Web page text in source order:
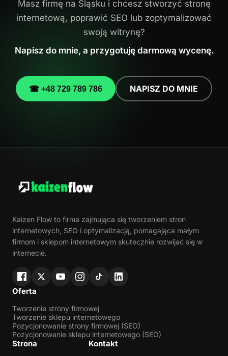
Masz firmę na Śląsku i chcesz stworzyć stronę
internetową, poprawić SEO lub zoptymalizować
swoją witrynę?
Napisz do mnie, a przygotuję darmową wycenę.
☎ +48 729 789 786 NAPISZ DO MNIE
Kaizen Flow to firma zajmująca się tworzeniem stron
internetowych, SEO i optymalizacją, pomagająca małym
firmom i sklepom internetowym skutecznie rozwijać się w
internecie.
Oferta
Tworzenie strony firmowej
Tworzenie sklepu internetowego
Pozycjonowanie strony firmowej (SEO)
Pozycjonowanie sklepu internetowego (SEO)
Strona Kontakt